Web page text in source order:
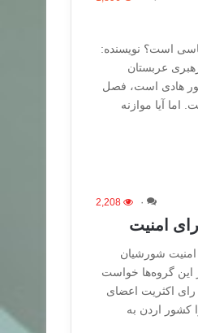
است؟ نویسنده:
عربستان
هادی است، فصل
آیا موازنه
۰ 2,208
امنیت
شورشیان
این گروه‌ها خواست
رای اکثریت اعضای
کشور اردن به